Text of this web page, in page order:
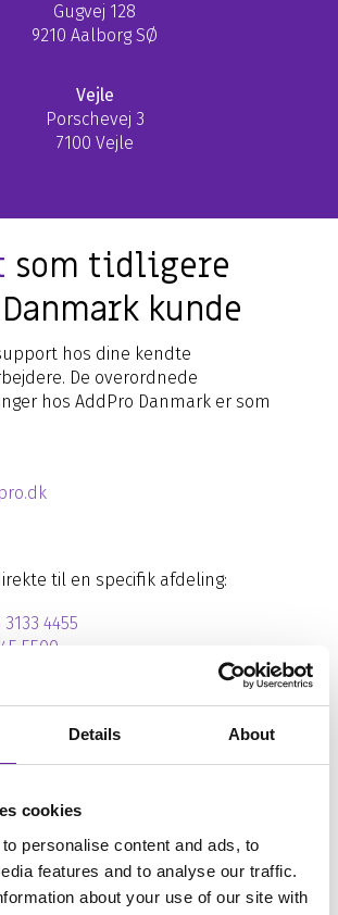
Details About
cookies
personalise content and ads, to
features and to analyse our traffic.
about your use of our site with
Gugvej 128
9210 Aalborg SØ
Vejle
Porschevej 3
7100 Vejle
som tidligere
kunde
hos dine kendte
De overordnede
hos AddPro Danmark er som
til en specifik afdeling:
3133 4455
5500